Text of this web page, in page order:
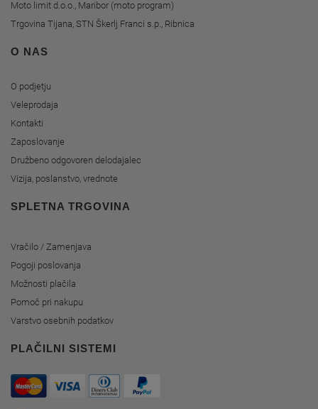
Moto limit d.o.o., Maribor (moto program)
Trgovina Tijana, STN Škerlj Franci s.p., Ribnica
O NAS
O podjetju
Veleprodaja
Kontakti
Zaposlovanje
Družbeno odgovoren delodajalec
Vizija, poslanstvo, vrednote
SPLETNA TRGOVINA
Vračilo / Zamenjava
Pogoji poslovanja
Možnosti plačila
Pomoč pri nakupu
Varstvo osebnih podatkov
PLAČILNI SISTEMI